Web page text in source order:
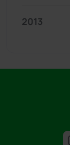
2013